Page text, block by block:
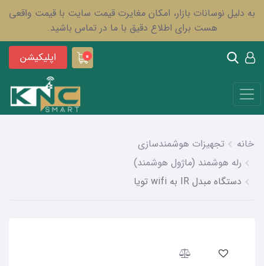
به دلیل نوسانات بازار، امکان مغایرت قیمت سایت با قیمت واقعی
هست برای اطلاع دقیق با ما در تماس باشید.
0 اپلیکیشن
خانه
تجهیزات هوشمندسازی
رله هوشمند (ماژول هوشمند)
دستگاه مبدل IR به wifi تویا